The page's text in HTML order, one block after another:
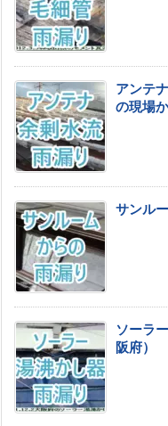
アンテ
の現場か
サンル
ソーラ
阪府）